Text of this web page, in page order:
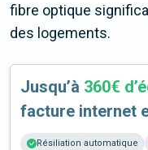
fibre optique
des logements.
Jusqu’à 360€
facture internet
Résiliation automatique